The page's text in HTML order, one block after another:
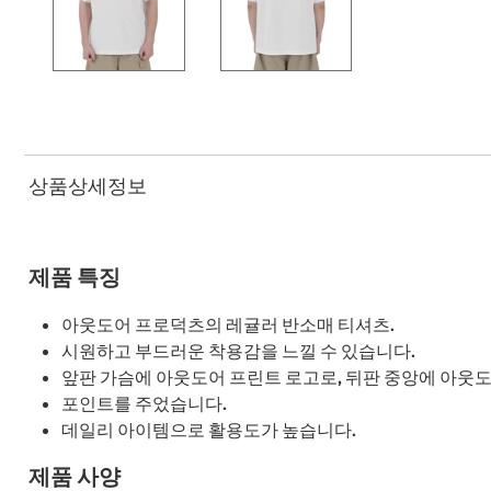
상품상세정보
제품 특징
아웃도어 프로덕츠의 레귤러 반소매 티셔츠.
시원하고 부드러운 착용감을 느낄 수 있습니다.
앞판 가슴에 아웃도어 프린트 로고로, 뒤판 중앙에 아웃
포인트를 주었습니다.
데일리 아이템으로 활용도가 높습니다.
제품 사양